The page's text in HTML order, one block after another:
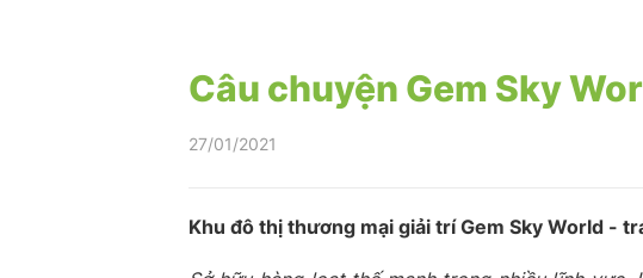
Câu chuyện Gem Sky
27/01/2021
Khu đô thị thương mại giải trí Gem Sky World -